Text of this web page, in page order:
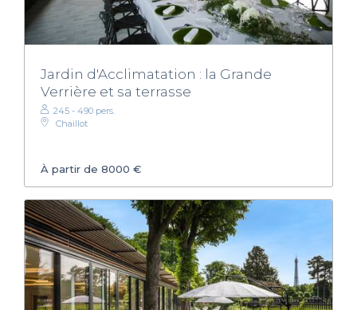
Jardin d'Acclimatation : la Grande
Verrière et sa terrasse
245 - 490 pers.
Chaillot
À partir de 8000 €